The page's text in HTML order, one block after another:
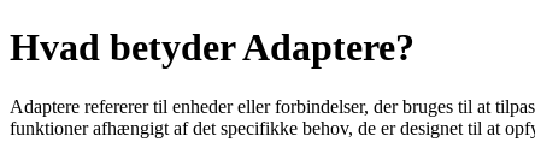
Hvad betyder Adaptere?
Adaptere refererer til enheder eller forbindelser, der bruges til at
funktioner afhængigt af det specifikke behov, de er designet til at